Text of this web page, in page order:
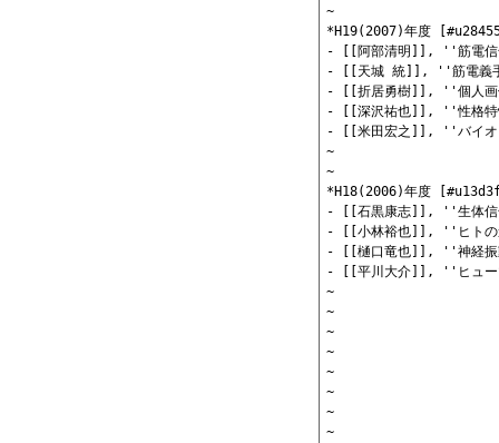
~
*H19(2007)年度
- [[阿部清明]], ''筋電信号
- [[天城 統]], ''筋電義手の
- [[折居勇樹]], ''個人画像
- [[深沢祐也]], ''性格特性
- [[米田宏之]], ''バイオフ
~
~
*H18(2006)年度
- [[石黒康志]], ''生体信号
- [[小林裕也]], ''ヒトの道
- [[樋口竜也]], ''神経振動
- [[平川大介]], ''ヒューマ
~
~
~
~
~
~
~
~